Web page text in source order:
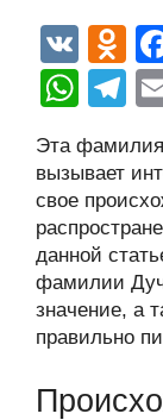
V
K
O
d
n
o
kl
a
ss
ni
ki
W
at
s
A
p
p
T
e
gr
a
m
Эта фамилия
вызывает
свое
данной
фамилии
значение, а
правильно